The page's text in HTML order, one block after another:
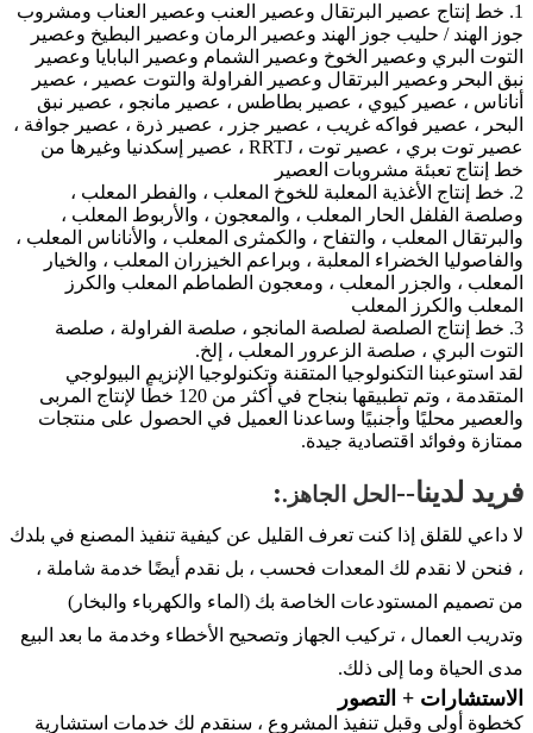
1. خط إنتاج عصير البرتقال وعصير العنب وعصير العناب ومشروب
جوز الهند / حليب جوز الهند وعصير الرمان وعصير البطيخ وعصير
التوت البري وعصير الخوخ وعصير الشمام وعصير البابايا وعصير
نبق البحر وعصير البرتقال وعصير الفراولة والتوت عصير ، عصير
أناناس ، عصير كيوي ، عصير بطاطس ، عصير مانجو ، عصير نبق
البحر ، عصير فواكه غريب ، عصير جزر ، عصير ذرة ، عصير جوافة ،
عصير توت بري ، عصير توت ، RRTJ ، عصير إسكدنيا وغيرها من
خط إنتاج تعبئة مشروبات العصير
2. خط إنتاج الأغذية المعلبة للخوخ المعلب ، والفطر المعلب ،
وصلصة الفلفل الحار المعلب ، والمعجون ، والأربوط المعلب ،
والبرتقال المعلب ، والتفاح ، والكمثرى المعلب ، والأناناس المعلب ،
والفاصوليا الخضراء المعلبة ، وبراعم الخيزران المعلب ، والخيار
المعلب ، والجزر المعلب ، ومعجون الطماطم المعلب والكرز
المعلب والكرز المعلب
3. خط إنتاج الصلصة لصلصة المانجو ، صلصة الفراولة ، صلصة
التوت البري ، صلصة الزعرور المعلب ، إلخ.
لقد استوعبنا التكنولوجيا المتقنة وتكنولوجيا الإنزيم البيولوجي
المتقدمة ، وتم تطبيقها بنجاح في أكثر من 120 خطًا لإنتاج المربى
والعصير محليًا وأجنبيًا وساعدنا العميل في الحصول على منتجات
ممتازة وفوائد اقتصادية جيدة.
فريد لدينا-- الحل الجاهز.:
لا داعي للقلق إذا كنت تعرف القليل عن كيفية تنفيذ المصنع في بلدك
، فنحن لا نقدم لك المعدات فحسب ، بل نقدم أيضًا خدمة شاملة ،
من تصميم المستودعات الخاصة بك (الماء والكهرباء والبخار)
وتدريب العمال ، تركيب الجهاز وتصحيح الأخطاء وخدمة ما بعد البيع
مدى الحياة وما إلى ذلك.
الاستشارات + التصور
كخطوة أولى وقبل تنفيذ المشروع ، سنقدم لك خدمات استشارية